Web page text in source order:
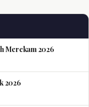
Merekam 2026
2026